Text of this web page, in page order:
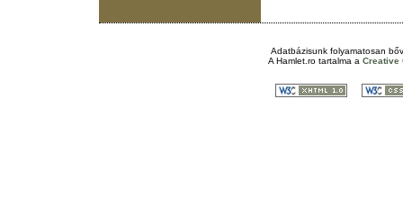
Adatbázisunk folyamatosan
A Hamlet.ro tartalma a Creative